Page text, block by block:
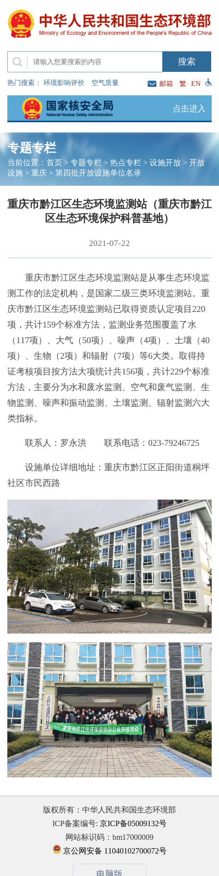
热门搜索： 环境影响评价 空气质量 邮箱 繁 EN
点击进入
专题专栏
当前位置： 首页> 专题专栏> 热点专栏 > 设施开放> 开放
设施> 重庆> 第四批开放设施单位名录
重庆市黔江区生态环境监测站（重庆市黔江
区生态环境保护科普基地）
2021-07-22
重庆市黔江区生态环境监测站是从事生态环境监
测工作的法定机构，是国家二级三类环境监测站。重
庆市黔江区生态环境监测站已取得资质认定项目220
项，共计159个标准方法，监测业务范围覆盖了水
（117项）、大气（50项）、噪声（4项）、土壤（40
项）、生物（2项）和辐射（7项）等6大类。取得持
证考核项目按方法大项统计共156项，共计229个标准
方法，主要分为水和废水监测、空气和废气监测、生
物监测、噪声和振动监测、土壤监测、辐射监测六大
类指标。
联系人：罗永洪 联系电话：023-79246725
设施单位详细地址：重庆市黔江区正阳街道桐坪
社区市民西路
版权所有：中华人民共和国生态环境部
ICP备案编号: 京ICP备05009132号
网站标识码：bm17000009
京公网安备 11040102700072号
电脑版